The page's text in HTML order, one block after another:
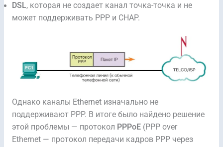
DSL, которая не создает канал точка-точка и не
может поддерживать PPP и CHAP.
Однако каналы Ethernet изначально не
поддерживают PPP. В итоге было найдено решение
этой проблемы — протокол PPPoE(PPP over
Ethernet — протокол передачи кадров PPP через